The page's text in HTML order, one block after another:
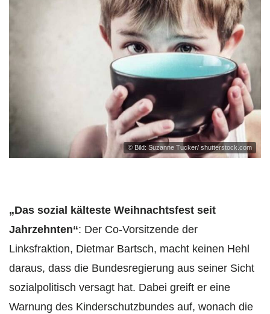
© Bild: Suzanne Tucker/ shutterstock.com
„Das sozial kälteste Weihnachtsfest seit
Jahrzehnten“: Der Co-Vorsitzende der
Linksfraktion, Dietmar Bartsch, macht keinen Hehl
daraus, dass die Bundesregierung aus seiner Sicht
sozialpolitisch versagt hat. Dabei greift er eine
Warnung des Kinderschutzbundes auf, wonach die